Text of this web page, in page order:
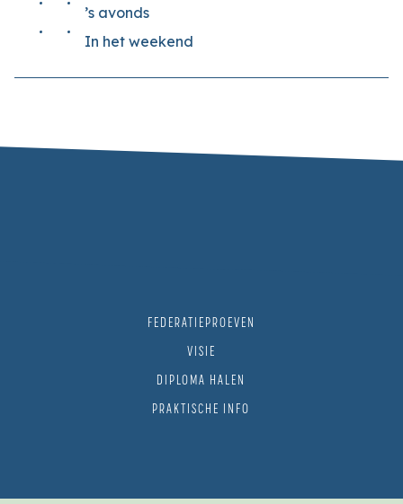
’s avonds
In het weekend
FEDERATIEPROEVEN
VISIE
DIPLOMA HALEN
PRAKTISCHE INFO